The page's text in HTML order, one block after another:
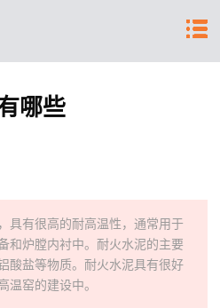
哪些
具有很高的耐高温性，通常用于
和炉膛内衬中。耐火水泥的主要
酸盐等物质。耐火水泥具有很好
温窑的建设中。